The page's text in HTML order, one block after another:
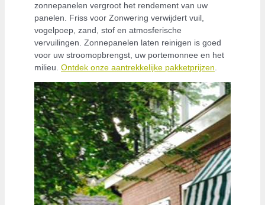
zonnepanelen vergroot het rendement van uw
panelen. Friss voor Zonwering verwijdert vuil,
vogelpoep, zand, stof en atmosferische
vervuilingen. Zonnepanelen laten reinigen is goed
voor uw stroomopbrengst, uw portemonnee en het
milieu. Ontdek onze aantrekkelijke pakketprijzen